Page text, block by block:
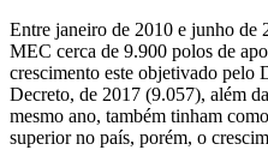
Entre janeiro de 2010 e junho de
MEC cerca de 9.900 polos de
crescimento este objetivado pelo
Decreto, de 2017 (9.057), além
mesmo ano, também tinham
superior no país, porém, o